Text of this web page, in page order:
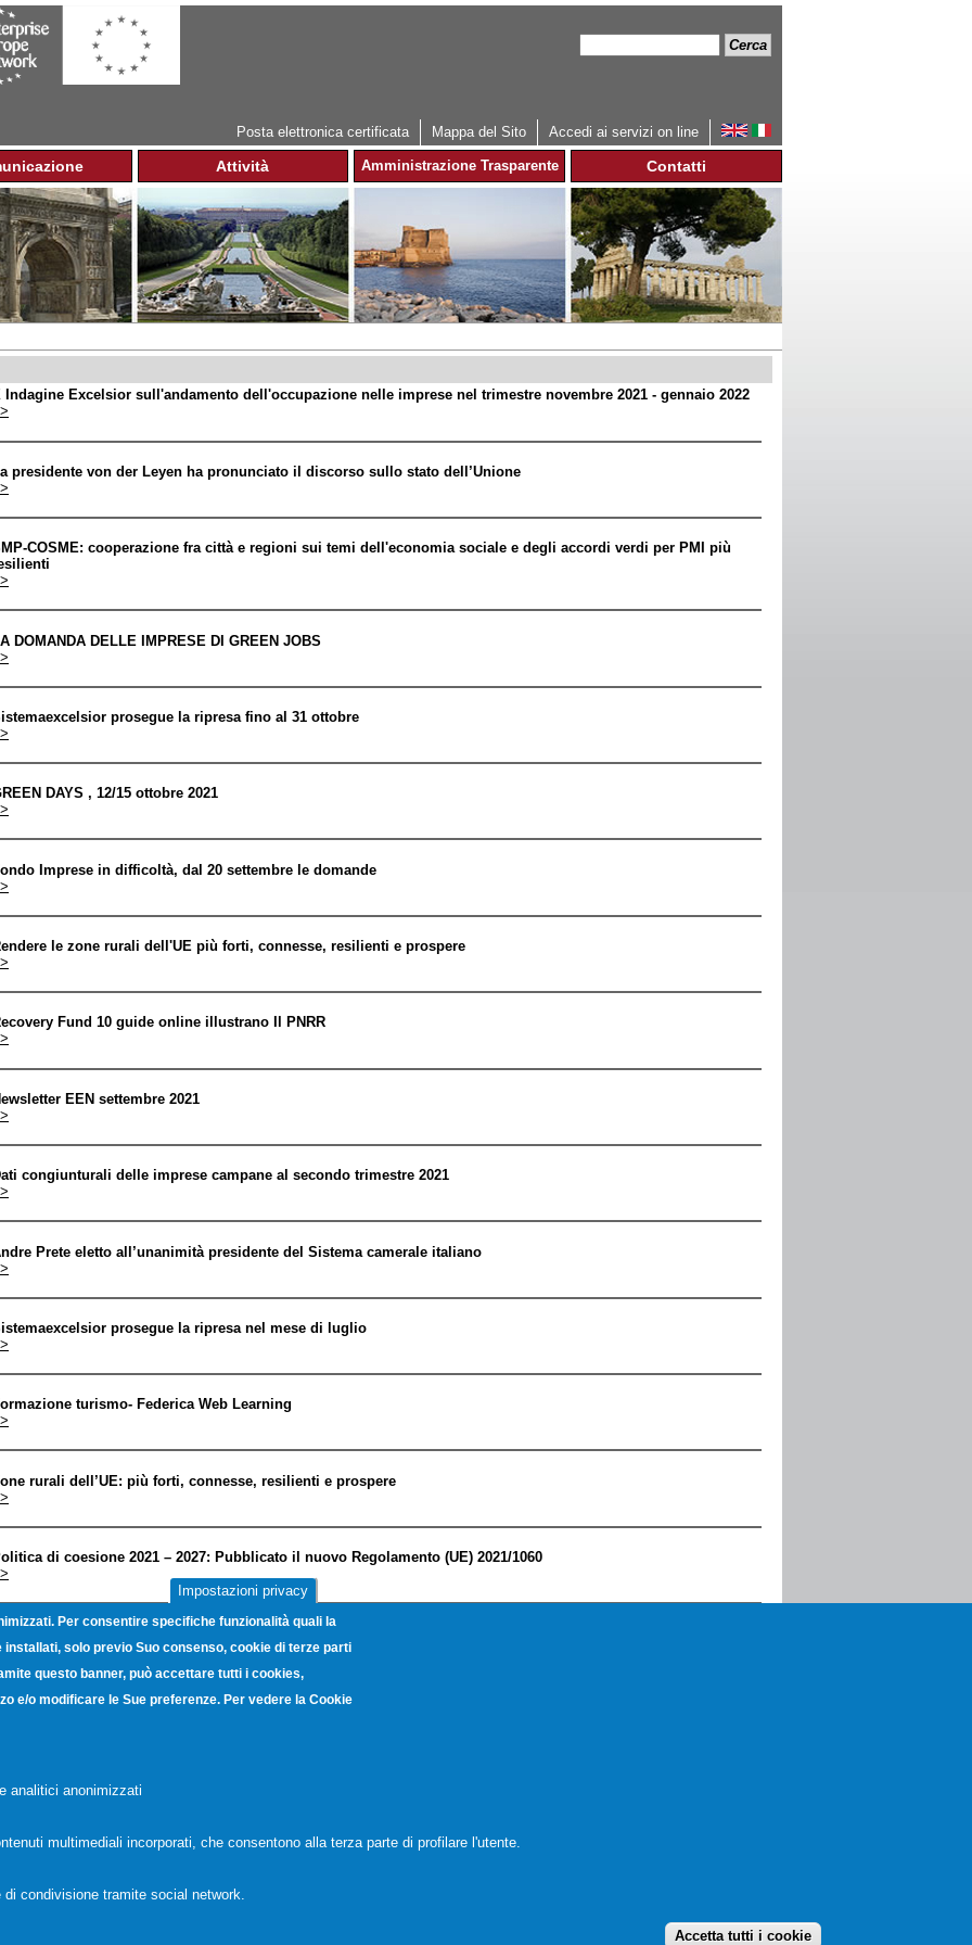
Accedi ai servizi on line
Mappa del Sito
Posta elettronica certificata
Attività Amministrazione Trasparente Contatti
Indagine Excelsior sull'andamento dell'occupazione nelle imprese nel trimestre novembre 2021 - gennaio 2022
presidente von der Leyen ha pronunciato il discorso sullo stato dell’Unione
COSME: cooperazione fra città e regioni sui temi dell'economia sociale e degli accordi verdi per PMI più
DOMANDA DELLE IMPRESE DI GREEN JOBS
prosegue la ripresa fino al 31 ottobre
DAYS , 12/15 ottobre 2021
Imprese in difficoltà, dal 20 settembre le domande
le zone rurali dell'UE più forti, connesse, resilienti e prospere
Fund 10 guide online illustrano Il PNRR
EEN settembre 2021
congiunturali delle imprese campane al secondo trimestre 2021
Prete eletto all’unanimità presidente del Sistema camerale italiano
prosegue la ripresa nel mese di luglio
turismo- Federica Web Learning
rurali dell’UE: più forti, connesse, resilienti e prospere
di coesione 2021 – 2027: Pubblicato il nuovo Regolamento (UE) 2021/1060
Newsletter di luglio del Consorzio Bridgeconomies EEN
Pubblicati i programmi di lavoro 2021-2022 di Horizon Europe
di Coesione -Approvato il nuovo regolamento 2021-2027
Porzio, 4 - Centro Direzionale Isola G8 - 80143 Napoli - C.F. 80048280632 - Partita IVA 05316391217
Impostazioni privacy
Per consentire specifiche funzionalità quali la
solo previo Suo consenso, cookie di terze parti
questo banner, può accettare tutti i cookies,
e/o modificare le Sue preferenze. Per vedere la Cookie
analitici anonimizzati
multimediali incorporati, che consentono alla terza parte di profilare l'utente.
condivisione tramite social network.
Accetta tutti i cookie